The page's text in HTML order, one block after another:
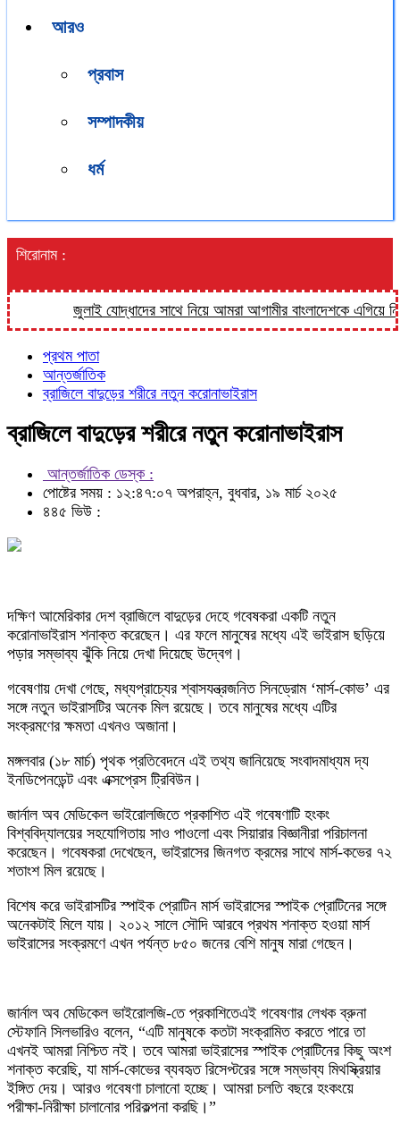
আরও
প্রবাস
সম্পাদকীয়
ধর্ম
শিরোনাম :
জুলাই যোদ্ধাদের সাথে নিয়ে আমরা আগামীর বাংলাদেশকে এগিয়ে নিতে চাই: তথ্য
প্রথম পাতা
আন্তর্জাতিক
ব্রাজিলে বাদুড়ের শরীরে নতুন করোনাভাইরাস
ব্রাজিলে বাদুড়ের শরীরে নতুন করোনাভাইরাস
আন্তর্জাতিক ডেস্ক :
পোষ্টের সময় : ১২:৪৭:০৭ অপরাহ্ন, বুধবার, ১৯ মার্চ ২০২৫
৪৪৫ ভিউ :
দক্ষিণ আমেরিকার দেশ ব্রাজিলে বাদুড়ের দেহে গবেষকরা একটি নতুন
করোনাভাইরাস শনাক্ত করেছেন। এর ফলে মানুষের মধ্যে এই ভাইরাস ছড়িয়ে
পড়ার সম্ভাব্য ঝুঁকি নিয়ে দেখা দিয়েছে উদ্বেগ।
গবেষণায় দেখা গেছে, মধ্যপ্রাচ্যের শ্বাসযন্ত্রজনিত সিনড্রোম ‘মার্স-কোভ’ এর
সঙ্গে নতুন ভাইরাসটির অনেক মিল রয়েছে। তবে মানুষের মধ্যে এটির
সংক্রমণের ক্ষমতা এখনও অজানা।
মঙ্গলবার (১৮ মার্চ) পৃথক প্রতিবেদনে এই তথ্য জানিয়েছে সংবাদমাধ্যম দ্য
ইনডিপেনডেন্ট এবং এক্সপ্রেস ট্রিবিউন।
জার্নাল অব মেডিকেল ভাইরোলজিতে প্রকাশিত এই গবেষণাটি হংকং
বিশ্ববিদ্যালয়ের সহযোগিতায় সাও পাওলো এবং সিয়ারার বিজ্ঞানীরা পরিচালনা
করেছেন। গবেষকরা দেখেছেন, ভাইরাসের জিনগত ক্রমের সাথে মার্স-কভের ৭২
শতাংশ মিল রয়েছে।
বিশেষ করে ভাইরাসটির স্পাইক প্রোটিন মার্স ভাইরাসের স্পাইক প্রোটিনের সঙ্গে
অনেকটাই মিলে যায়। ২০১২ সালে সৌদি আরবে প্রথম শনাক্ত হওয়া মার্স
ভাইরাসের সংক্রমণে এখন পর্যন্ত ৮৫০ জনের বেশি মানুষ মারা গেছেন।
জার্নাল অব মেডিকেল ভাইরোলজি-তে প্রকাশিতেএই গবেষণার লেখক ব্রুনা
স্টেফানি সিলভারিও বলেন, “এটি মানুষকে কতটা সংক্রামিত করতে পারে তা
এখনই আমরা নিশ্চিত নই। তবে আমরা ভাইরাসের স্পাইক প্রোটিনের কিছু অংশ
শনাক্ত করেছি, যা মার্স-কোভের ব্যবহৃত রিসেপ্টরের সঙ্গে সম্ভাব্য মিথস্ক্রিয়ার
ইঙ্গিত দেয়। আরও গবেষণা চালানো হচ্ছে। আমরা চলতি বছরে হংকংয়ে
পরীক্ষা-নিরীক্ষা চালানোর পরিকল্পনা করছি।”